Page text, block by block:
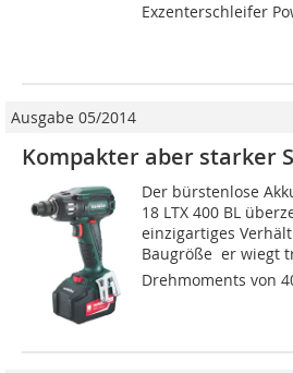
Exzenterschleifer
Ausgabe 05/2014
Kompakter aber starker
Der bürstenlose
18 LTX 400 BL
einzigartiges
Baugröße  er wiegt
Drehmoments von